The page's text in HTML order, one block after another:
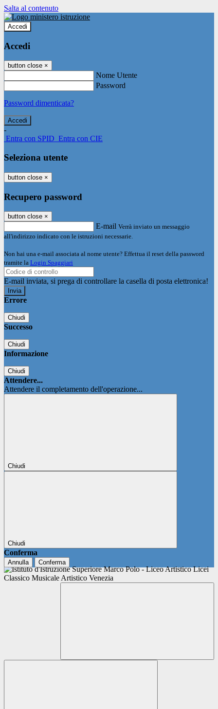
Salta al contenuto
Accedi
Accedi
button close ×
Nome Utente
Password
Password dimenticata?
-
Entra con SPID Entra con CIE
Seleziona utente
button close ×
Recupero password
button close ×
E-mail Verrà inviato un messaggio
all'indirizzo indicato con le istruzioni necessarie.
Non hai una e-mail associata al nome utente? Effettua il reset della password
tramite la Login Spaggiari
E-mail inviata, si prega di controllare la casella di posta elettronica!
Errore
Chiudi
Successo
Chiudi
Informazione
Chiudi
Attendere...
Attendere il completamento dell'operazione...
Chiudi
Chiudi
Conferma
Annulla Conferma